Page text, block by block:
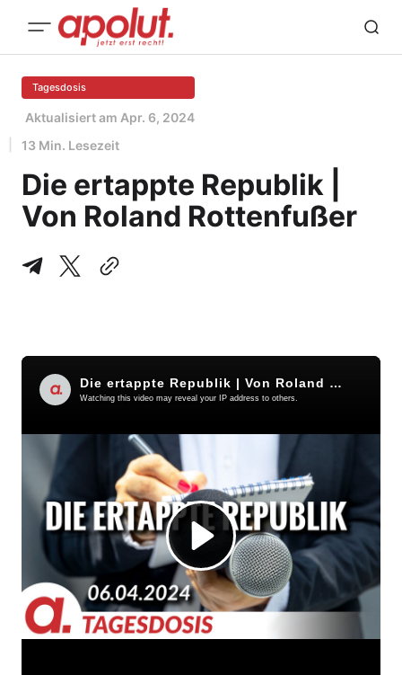
Tagesdosis
Aktualisiert am Apr. 6, 2024
13 Min. Lesezeit
Die ertappte Republik |
Von Roland Rottenfußer